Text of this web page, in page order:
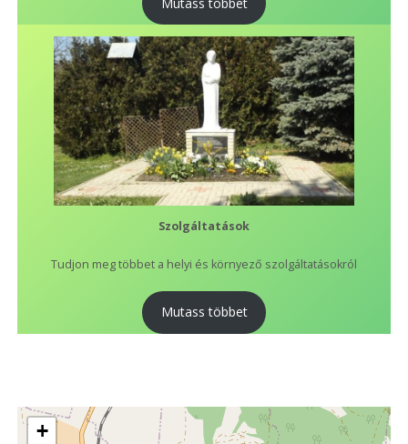
Szolgáltatások
Tudjon meg többet a helyi és környező szolgáltatásokról
Mutass többet
+